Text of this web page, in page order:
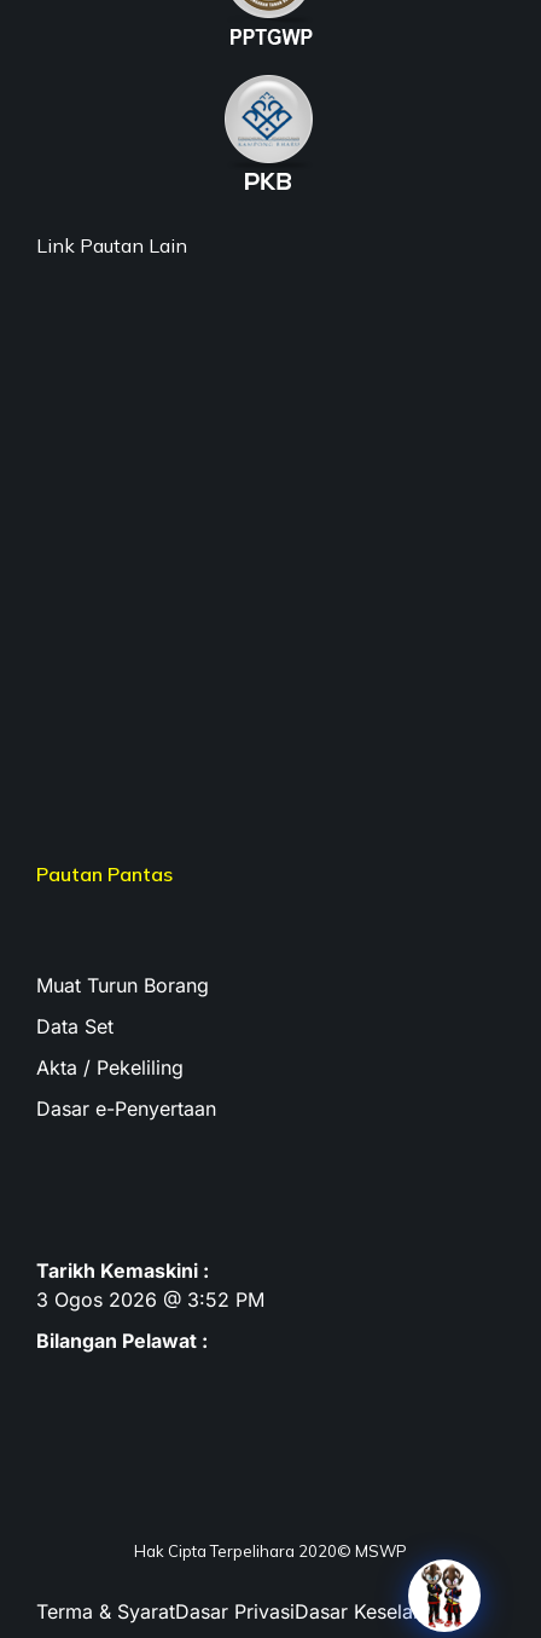
Link Pautan Lain
Pautan Pantas
Muat Turun Borang
Data Set
Akta / Pekeliling
Dasar e-Penyertaan
Tarikh Kemaskini :
3 Ogos 2026 @ 3:52 PM
Bilangan Pelawat :
Hak Cipta Terpelihara 2020© MSWP
Terma & SyaratDasar PrivasiDasar Keselamatan